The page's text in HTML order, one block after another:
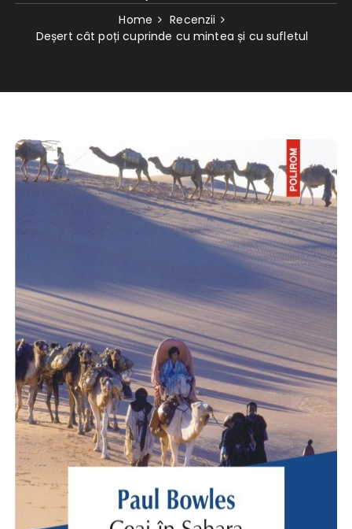
Home
Recenzii
Deșert cât poți cuprinde cu mintea și cu sufletul